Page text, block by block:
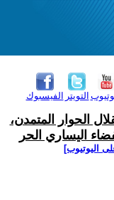
الفيسبوك التويتر
الحوار المتمدن،
اليساري الحر
اليوتيوب]